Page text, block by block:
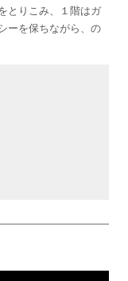
とりこみ、１階はガ
ーを保ちながら、の